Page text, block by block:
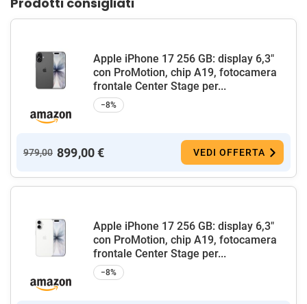
Apple iPhone 17 256 GB: display 6,3"
con ProMotion, chip A19, fotocamera
frontale Center Stage per...
−8%
979,00 899,00 € VEDI OFFERTA
Apple iPhone 17 256 GB: display 6,3"
con ProMotion, chip A19, fotocamera
frontale Center Stage per...
−8%